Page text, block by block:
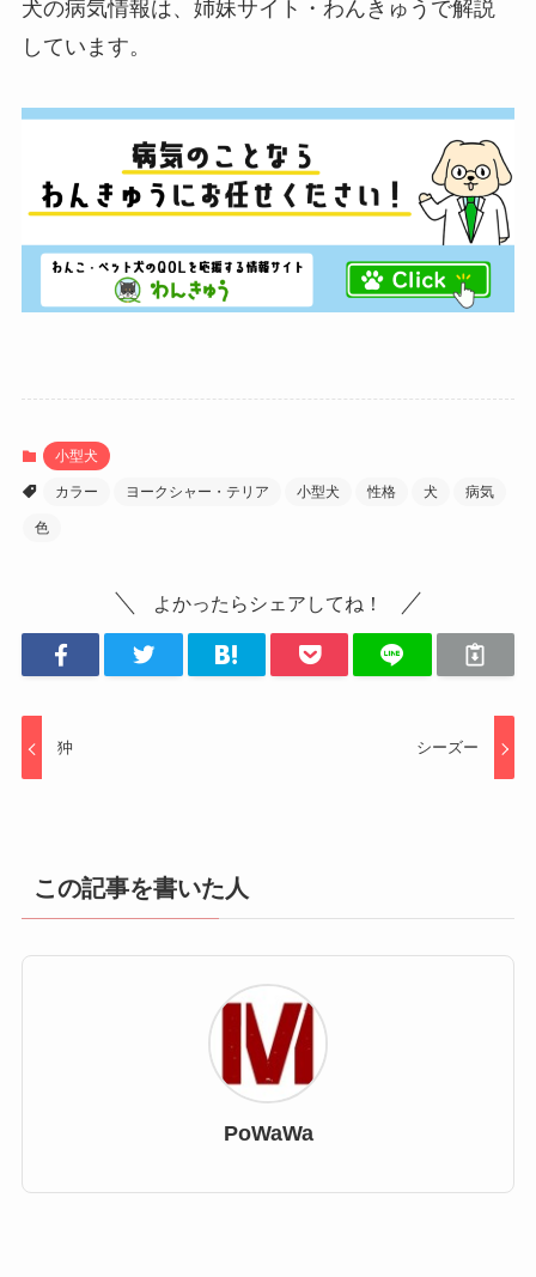
犬の病気情報は、姉妹サイト・わんきゅうで解説
しています。
小型犬
カラー ヨークシャー・テリア 小型犬 性格 犬 病気
色
よかったらシェアしてね！
狆 シーズー
この記事を書いた人
PoWaWa